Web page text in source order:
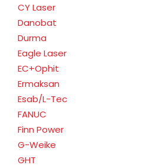
CY Laser
Danobat
Durma
Eagle Laser
EC+Ophit
Ermaksan
Esab/L-Tec
FANUC
Finn Power
G-Weike
GHT